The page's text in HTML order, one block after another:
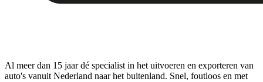
Al meer dan 15 jaar dé specialist in het uitvoeren en exporteren van
auto's vanuit Nederland naar het buitenland. Snel, foutloos en met